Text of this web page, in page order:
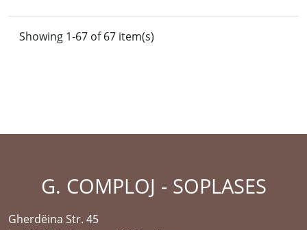
Showing 1-67 of 67 item(s)
G. COMPLOJ - SOPLASES
Gherdëina Str. 45